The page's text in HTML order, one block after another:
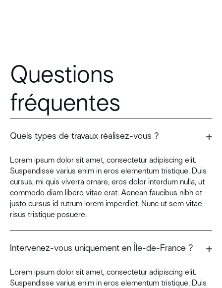
Questions
fréquentes
Quels types de travaux réalisez-vous ?
Lorem ipsum dolor sit amet, consectetur adipiscing elit.
Suspendisse varius enim in eros elementum tristique. Duis
cursus, mi quis viverra ornare, eros dolor interdum nulla, ut
commodo diam libero vitae erat. Aenean faucibus nibh et
justo cursus id rutrum lorem imperdiet. Nunc ut sem vitae
risus tristique posuere.
Intervenez-vous uniquement en Île-de-France ?
Lorem ipsum dolor sit amet, consectetur adipiscing elit.
Suspendisse varius enim in eros elementum tristique. Duis